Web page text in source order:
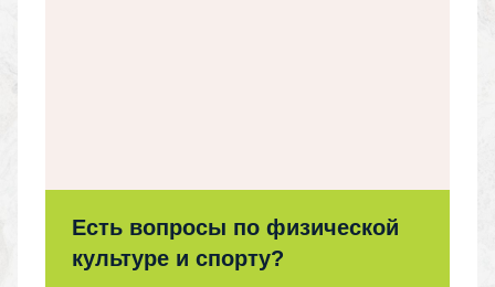
Есть вопросы по физической
культуре и спорту?